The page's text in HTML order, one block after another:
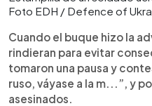
Foto EDH / Defence of
Cuando el buque hizo la
rindieran para evitar
tomaron una pausa y
ruso, váyase a la m...”, y
asesinados.